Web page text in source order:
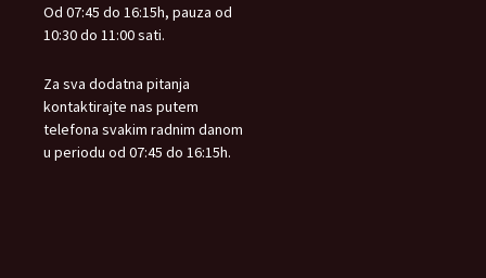
Od 07:45 do 16:15h, pauza od
10:30 do 11:00 sati.
Za sva dodatna pitanja
kontaktirajte nas putem
telefona svakim radnim danom
u periodu od 07:45 do 16:15h.